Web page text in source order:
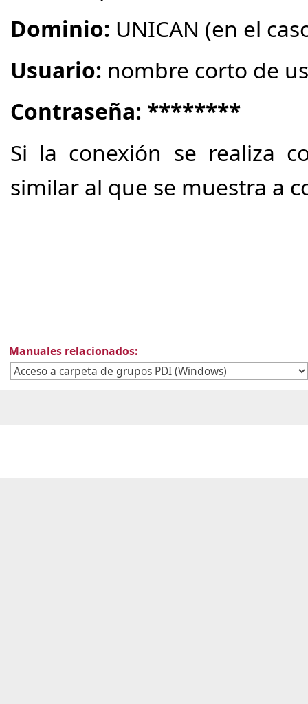
Dominio: UNICAN (en el
Usuario: nombre corto de
Contraseña: ********
Si la conexión se realiza
similar al que se muestra a
Manuales relacionados: